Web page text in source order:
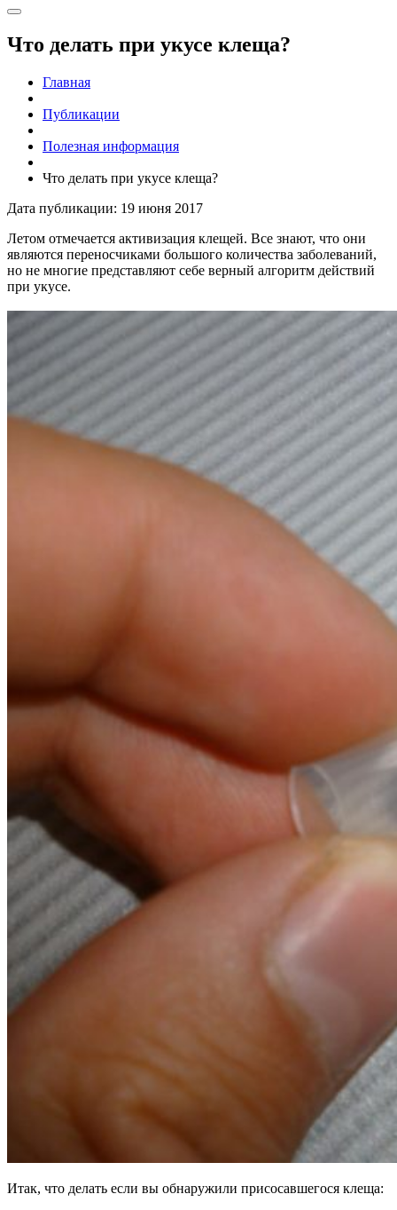
Что делать при укусе клеща?
Главная
Публикации
Полезная информация
Что делать при укусе клеща?
Дата публикации: 19 июня 2017
Летом отмечается активизация клещей. Все знают, что они
являются переносчиками большого количества заболеваний,
но не многие представляют себе верный алгоритм действий
при укусе.
Итак, что делать если вы обнаружили присосавшегося клеща: